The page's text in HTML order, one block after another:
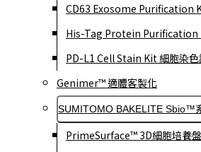
CD63 Exosome Purification
His-Tag Protein Purification
PD-L1 Cell Stain Kit 細胞染色
Genimer™ 適體客製化
SUMITOMO BAKELITE Sbio™
PrimeSurface™ 3D細胞培養盤